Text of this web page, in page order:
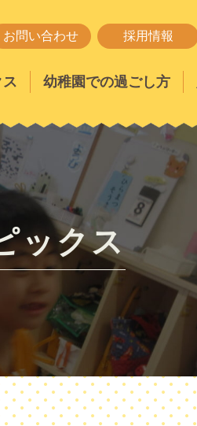
お問い合わせ 採用情報
ス 幼稚園での過ごし方
ックス